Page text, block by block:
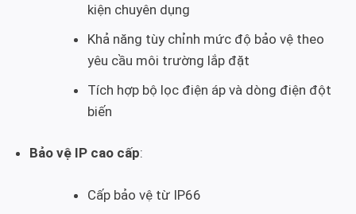
kiện chuyên dụng
Khả năng tùy chỉnh mức độ bảo vệ theo
yêu cầu môi trường lắp đặt
Tích hợp bộ lọc điện áp và dòng điện đột
biến
Bảo vệ IP cao cấp:
Cấp bảo vệ từ IP66